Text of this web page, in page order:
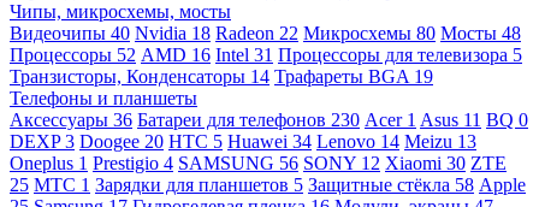
Чипы, микросхемы, мосты
Видеочипы 40 Nvidia 18 Radeon 22 Микросхемы 80 Мосты 48
Процессоры 52 AMD 16 Intel 31 Процессоры для телевизора 5
Транзисторы, Конденсаторы 14 Трафареты BGA 19
Телефоны и планшеты
Аксессуары 36 Батареи для телефонов 230 Acer 1 Asus 11 BQ 0
DEXP3 Doogee 20 HTC 5 Huawei 34 Lenovo 14 Meizu 13
Oneplus 1 Prestigio 4 SAMSUNG 56 SONY 12 Xiaomi 30 ZTE
25 МТС 1 Зарядки для планшетов 5 Защитные стёкла 58 Apple